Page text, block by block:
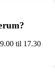
til 17.30